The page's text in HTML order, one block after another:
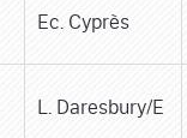
Ec. Cyprès
L. Daresbury/E